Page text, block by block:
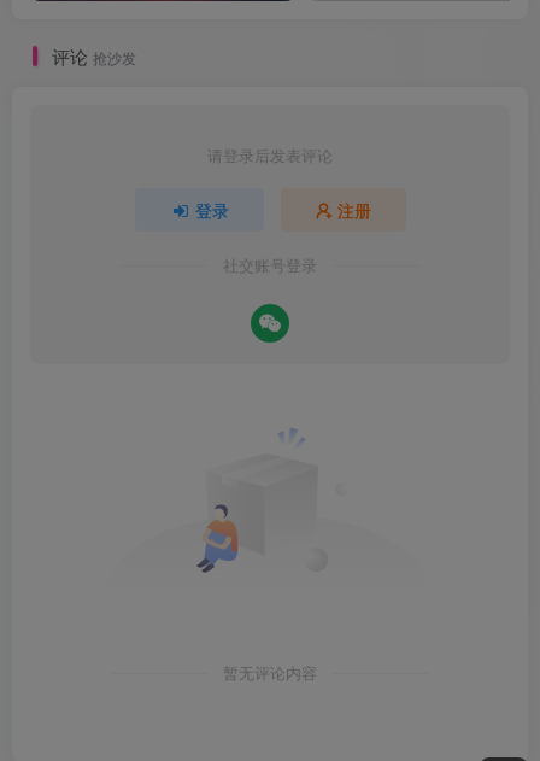
评论 抢沙发
请登录后发表评论
登录 注册
社交账号登录
暂无评论内容